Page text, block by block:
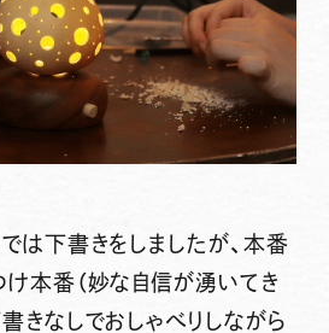
は下書きをしましたが、本番
け本番（妙な自信が湧いてき
きなしでおしゃべりしながら